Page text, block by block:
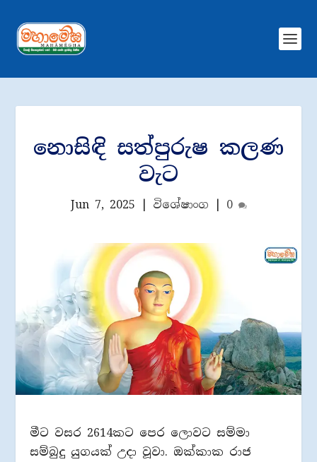
නොසිඳි සත්පුරුෂ කලණ
වැට
Jun 7, 2025 විශේෂාංග 0
මීට වසර 2614කට පෙර ලොවට සම්මා
සම්බුදු යුගයක් උදා වූවා. ඔක්කාක රාජ